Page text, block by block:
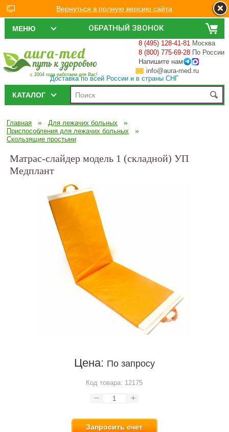
ОБРАТНЫЙ ЗВОНОК
МЕНЮ
с 2004 года работаем для Вас!
8 (495) 128-41-81 Москва
8 (800) 775-69-28 По России
Напишите нам
info@aura-med.ru
Доставка по всей России и в страны СНГ
КАТАЛОГ
Главная » Для лежачих больных »
Приспособления для лежачих больных »
Скользящие простыни
Матрас-слайдер модель 1 (складной) УП
Медплант
Цена: По запросу
Код товара: 12175
Запросить счет
Вернуться в полную версию сайта